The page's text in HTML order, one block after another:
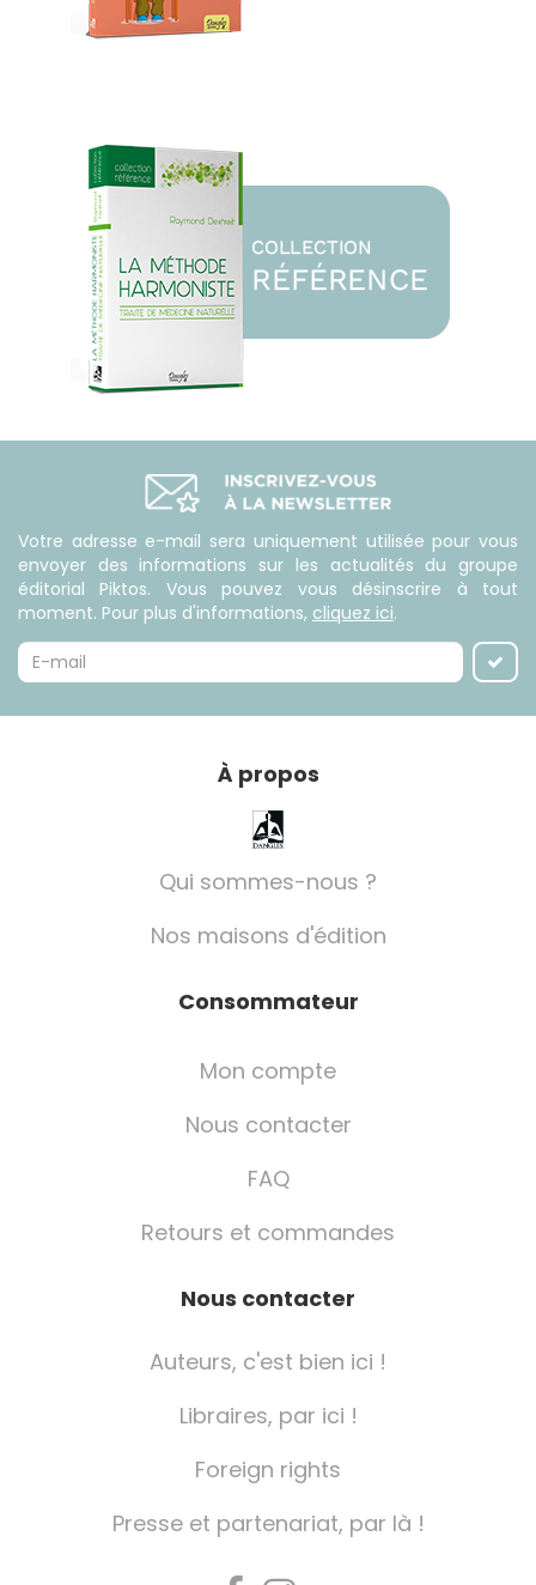
Votre adresse e-mail sera uniquement utilisée pour vous
envoyer des informations sur les actualités du groupe
éditorial Piktos. Vous pouvez vous désinscrire à tout
moment. Pour plus d'informations, cliquez ici.
À propos
Qui sommes-nous ?
Nos maisons d'édition
Consommateur
Mon compte
Nous contacter
FAQ
Retours et commandes
Nous contacter
Auteurs, c'est bien ici !
Libraires, par ici !
Foreign rights
Presse et partenariat, par là !